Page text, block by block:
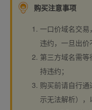
购买注意事项
一口价域名交
违约，一旦出价
第三方域名需
持违约；
购买前请自行
示无法解析）